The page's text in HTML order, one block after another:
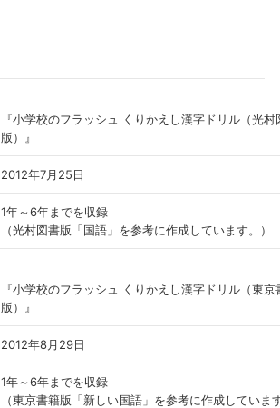
『小学校のフラッシュ くりかえし漢字ドリル（光村
版）』
2012年7月25日
1年～6年までを収録
（光村図書版「国語」を参考に作成しています。）
『小学校のフラッシュ くりかえし漢字ドリル（東京
版）』
2012年8月29日
1年～6年までを収録
（東京書籍版「新しい国語」を参考に作成していま